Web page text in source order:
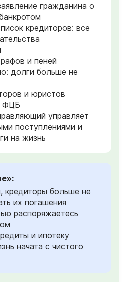
гражданина о
кредиторов: все
и пеней
долги больше не
и юристов
ФЦБ
управляет
поступлениями и
на жизнь
кредиторы больше не
их погашения
распоряжаетесь
и ипотеку
начата с чистого